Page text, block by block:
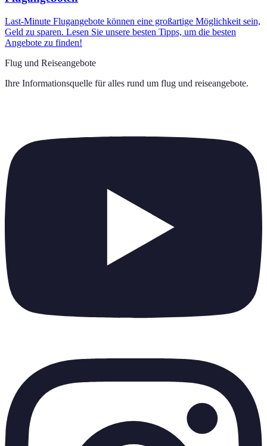
Last-Minute Flugangebote können eine großartige Möglichkeit sein,
Geld zu sparen. Lesen Sie unsere besten Tipps, um die besten
Angebote zu finden!
Flug und Reiseangebote
Ihre Informationsquelle für alles rund um flug und reiseangebote.